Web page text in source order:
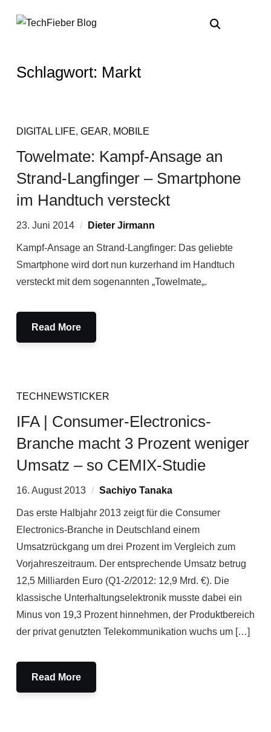
Schlagwort: Markt
DIGITAL LIFE, GEAR, MOBILE
Towelmate: Kampf-Ansage an
Strand-Langfinger – Smartphone
im Handtuch versteckt
23. Juni 2014 Dieter Jirmann
Kampf-Ansage an Strand-Langfinger: Das geliebte
Smartphone wird dort nun kurzerhand im Handtuch
versteckt mit dem sogenannten „Towelmate„.
Read More
TECHNEWSTICKER
IFA | Consumer-Electronics-
Branche macht 3 Prozent weniger
Umsatz – so CEMIX-Studie
16. August 2013 Sachiyo Tanaka
Das erste Halbjahr 2013 zeigt für die Consumer
Electronics-Branche in Deutschland einem
Umsatzrückgang um drei Prozent im Vergleich zum
Vorjahreszeitraum. Der entsprechende Umsatz betrug
12,5 Milliarden Euro (Q1-2/2012: 12,9 Mrd. €). Die
klassische Unterhaltungselektronik musste dabei ein
Minus von 19,3 Prozent hinnehmen, der Produktbereich
der privat genutzten Telekommunikation wuchs um […]
Read More